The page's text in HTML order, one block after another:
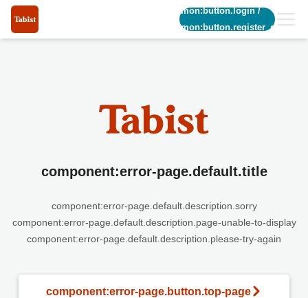
common:button.login/
common:button.register_short
component:error-page.default.title
component:error-page.default.description.sorry
component:error-page.default.description.page-unable-to-display
component:error-page.default.description.please-try-again
component:error-page.button.top-page